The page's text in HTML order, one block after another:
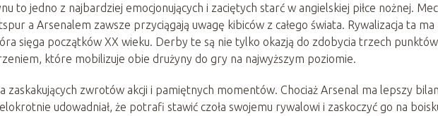
to jedno z najbardziej emocjonujących i zaciętych starć w angielskiej piłce nożnej.
a Arsenalem zawsze przyciągają uwagę kibiców z całego świata. Rywalizacja ta ma
sięga początków XX wieku. Derby te są nie tylko okazją do zdobycia trzech
które mobilizuje obie drużyny do gry na najwyższym poziomie.
zaskakujących zwrotów akcji i pamiętnych momentów. Chociaż Arsenal ma lepszy
udowadniał, że potrafi stawić czoła swojemu rywalowi i zaskoczyć go na